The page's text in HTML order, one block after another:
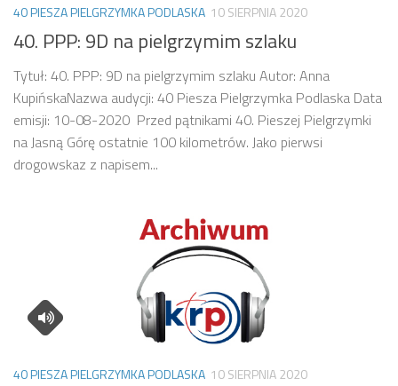
40 PIESZA PIELGRZYMKA PODLASKA 10 SIERPNIA 2020
40. PPP: 9D na pielgrzymim szlaku
Tytuł: 40. PPP: 9D na pielgrzymim szlaku Autor: Anna
KupińskaNazwa audycji: 40 Piesza Pielgrzymka Podlaska Data
emisji: 10-08-2020 Przed pątnikami 40. Pieszej Pielgrzymki
na Jasną Górę ostatnie 100 kilometrów. Jako pierwsi
drogowskaz z napisem...
40 PIESZA PIELGRZYMKA PODLASKA 10 SIERPNIA 2020